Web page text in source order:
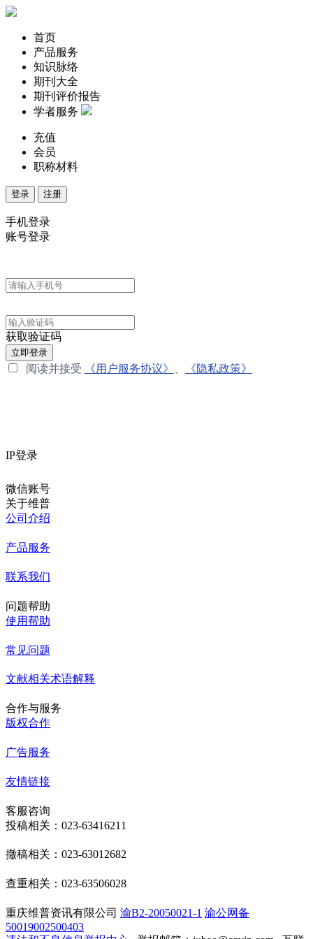
首页
产品服务
知识脉络
期刊大全
期刊评价报告
学者服务
充值
会员
职称材料
登录 注册
手机登录
账号登录
获取验证码
立即登录
阅读并接受 《用户服务协议》 《隐私政策》
IP登录
微信账号
关于维普
公司介绍
产品服务
联系我们
问题帮助
使用帮助
常见问题
文献相关术语解释
合作与服务
版权合作
广告服务
友情链接
客服咨询
投稿相关：023-63416211
撤稿相关：023-63012682
查重相关：023-63506028
重庆维普资讯有限公司 渝B2-20050021-1 渝公网备
50019002500403